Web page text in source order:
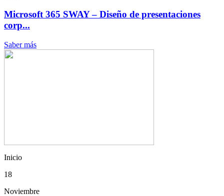
Microsoft 365 SWAY – Diseño de presentaciones
corp...
Saber más
Inicio
18
Noviembre